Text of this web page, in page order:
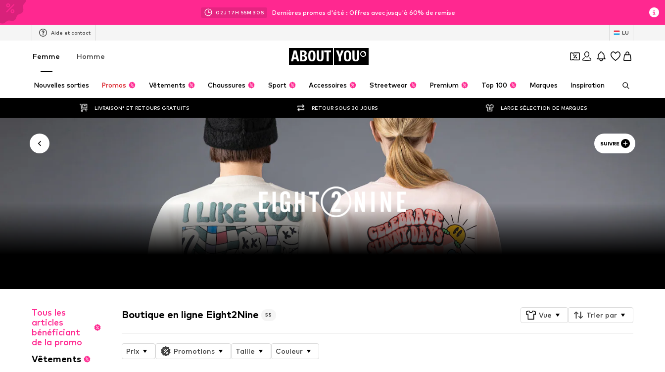
02J 17H 55M 29 S Dernières promos d'été : Offres avec jusqu'à 60% de remise
Aide et contact LU
Femme Homme ABOUT YOU
Nouvelles sorties Promos Vêtements Chaussures Sport Accessoires Streetwear Premium Top 100 Marques Inspiration
LIVRAISON* ET RETOURS GRATUITS RETOUR SOUS 30 JOURS LARGE SÉLECTION DE MARQUES
SUIVRE
Tous les
articles
bénéficiant
de la promo
Vêtements
Boutique en ligne Eight2Nine 55 Vue Trier par
Prix Promotions Taille Couleur